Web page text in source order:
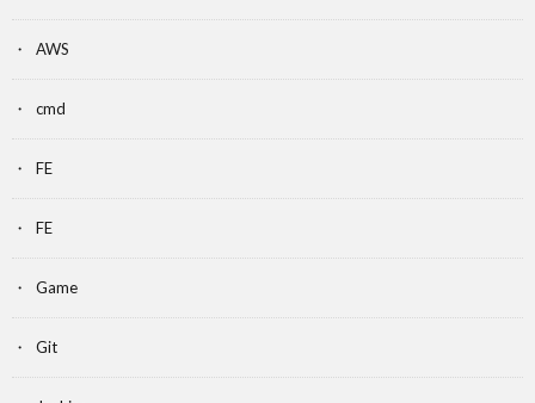
AWS
cmd
FE
FE
Game
Git